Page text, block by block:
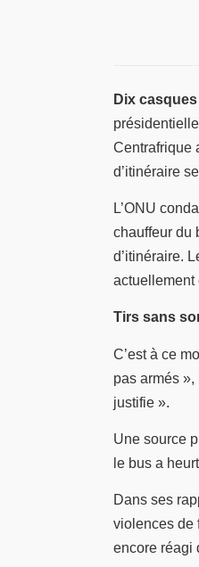
Dix
Centrafrique
d’itinéraire
L’ONU
chauffeur du
d’itinéraire.
actuellement
Tirs sans
C’est à ce
pas armés
justifie ».
Une source
le bus a
Dans ses
violences de
encore réagi